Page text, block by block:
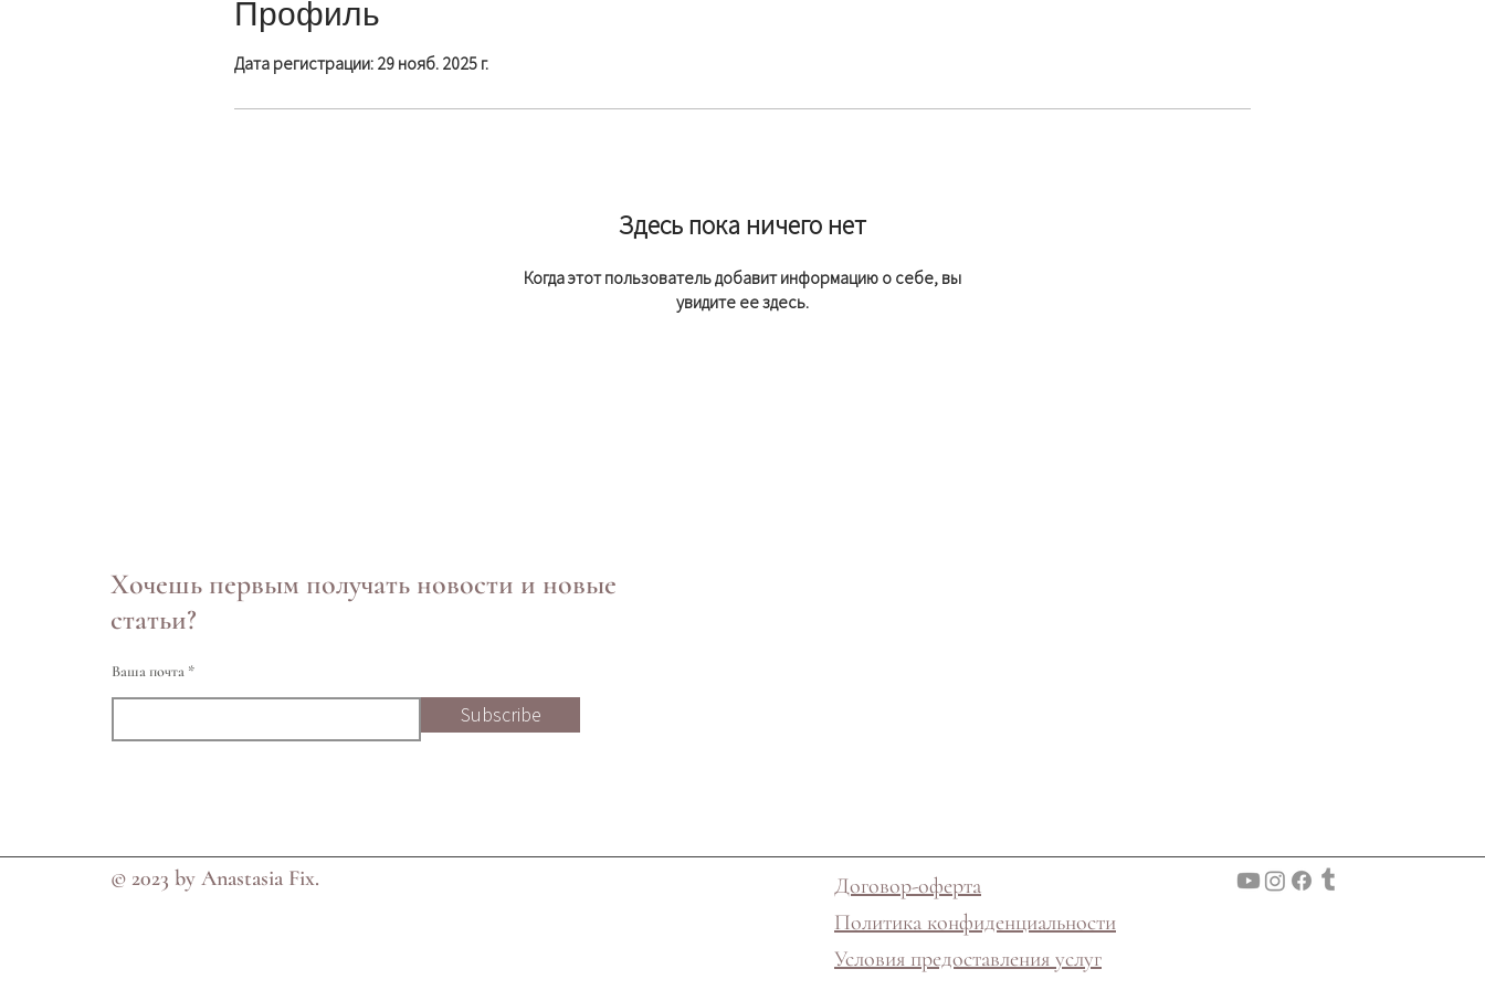
Профиль
Дата регистрации: 29 нояб. 2025 г.
Здесь пока ничего нет
Когда этот пользователь добавит информацию о себе, вы
увидите ее здесь.
Хочешь первым получать новости и новые
статьи?
Ваша почта
Subscribe
© 2023 by Anastasia Fix.
Договор-оферта
Политика конфиденциальности
Условия предоставления услуг